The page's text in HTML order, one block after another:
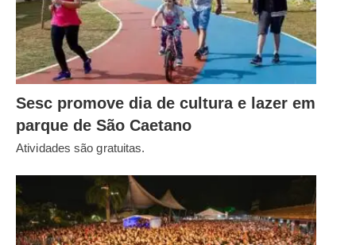
Sesc promove dia de cultura e lazer em
parque de São Caetano
Atividades são gratuitas.